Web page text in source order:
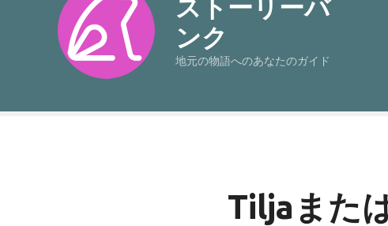
ッ
ストーリーバ
ンク
地元の物語へのあなたのガイド
Tiljaまた